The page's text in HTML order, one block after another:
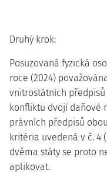
Druhý krok:
Posuzovaná fyzická
roce (2024)
vnitrostátních předpisů
konfliktu dvojí daňové
právních předpisů
kritéria uvedená v č. 4
dvěma státy se proto
aplikovat.